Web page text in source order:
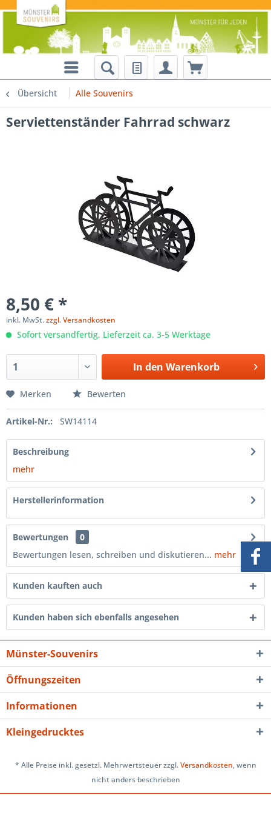
Übersicht Alle Souvenirs
Serviettenständer Fahrrad schwarz
8,50 € *
inkl. MwSt.zzgl. Versandkosten
Sofort versandfertig, Lieferzeit ca. 3-5 Werktage
In den Warenkorb
Merken Bewerten
Artikel-Nr.: SW14114
Beschreibung
mehr
Herstellerinformation
Bewertungen
0
Bewertungen lesen, schreiben und diskutieren... mehr
Kunden kauften auch
Kunden haben sich ebenfalls angesehen
Münster-Souvenirs
Öffnungszeiten
Informationen
Kleingedrucktes
* Alle Preise inkl. gesetzl. Mehrwertsteuer zzgl.Versandkosten, wenn
nicht anders beschrieben